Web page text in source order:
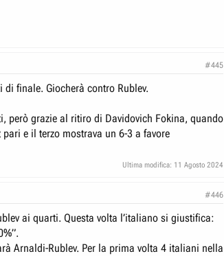
#445
di finale. Giocherà contro Rublev.
però grazie al ritiro di Davidovich Fokina, quando
e il terzo mostrava un 6-3 a favore
Ultima modifica: 11 Agosto 2024
#446
ai quarti. Questa volta l’italiano si giustifica:
Arnaldi-Rublev. Per la prima volta 4 italiani nella